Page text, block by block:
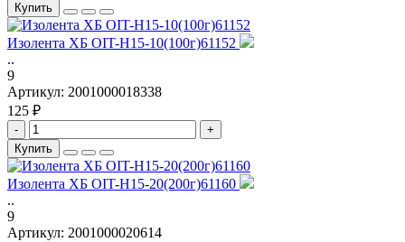
Купить
Изолента ХБ OIT-H15-10(100г)61152
..
9
Артикул: 2001000018338
125 ₽
-
+
Купить
Изолента ХБ OIT-H15-20(200г)61160
..
9
Артикул: 2001000020614